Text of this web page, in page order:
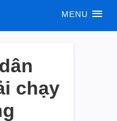
MENU
chạy